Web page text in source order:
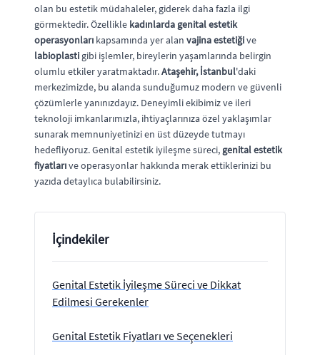
olan bu estetik müdahaleler, giderek daha fazla ilgi
görmektedir. Özellikle kadınlarda genital estetik
operasyonları kapsamında yer alan vajina estetiğive
labioplasti gibi işlemler, bireylerin yaşamlarında belirgin
olumlu etkiler yaratmaktadır.Ataşehir, İstanbul'daki
merkezimizde, bu alanda sunduğumuz modern ve güvenli
çözümlerle yanınızdayız. Deneyimli ekibimiz ve ileri
teknoloji imkanlarımızla, ihtiyaçlarınıza özel yaklaşımlar
sunarak memnuniyetinizi en üst düzeyde tutmayı
hedefliyoruz. Genital estetik iyileşme süreci, genital estetik
fiyatlarıve operasyonlar hakkında merak ettiklerinizi bu
yazıda detaylıca bulabilirsiniz.
İçindekiler
Genital Estetik İyileşme Süreci ve Dikkat
Edilmesi Gerekenler
Genital Estetik Fiyatları ve Seçenekleri